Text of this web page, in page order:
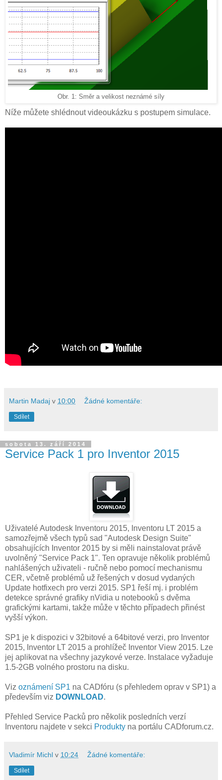
Obr. 1: Směr a velikost neznámé síly
Níže můžete shlédnout videoukázku s postupem simulace.
Martin Madaj v 10:00 Žádné komentáře:
Sdílet
sobota 13. září 2014
Service Pack 1 pro Inventor 2015
Uživatelé Autodesk Inventoru 2015, Inventoru LT 2015 a
samozřejmě všech typů sad "Autodesk Design Suite"
obsahujících Inventor 2015 by si měli nainstalovat právě
uvolněný "Service Pack 1". Ten opravuje několik problémů
nahlášených uživateli - ručně nebo pomocí mechanismu
CER, včetně problémů už řešených v dosud vydaných
Update hotfixech pro verzi 2015. SP1 řeší mj. i problém
detekce správné grafiky nVidia u notebooků s dvěma
grafickými kartami, takže může v těchto případech přinést
vyšší výkon.
SP1 je k dispozici v 32bitové a 64bitové verzi, pro Inventor
2015, Inventor LT 2015 a prohlížeč Inventor View 2015. Lze
jej aplikovat na všechny jazykové verze. Instalace vyžaduje
1.5-2GB volného prostoru na disku.
Viz oznámení SP1 na CADfóru (s přehledem oprav v SP1) a
především viz DOWNLOAD.
Přehled Service Packů pro několik posledních verzí
Inventoru najdete v sekci Produkty na portálu CADforum.cz.
Vladimír Michl v 10:24 Žádné komentáře:
Sdílet